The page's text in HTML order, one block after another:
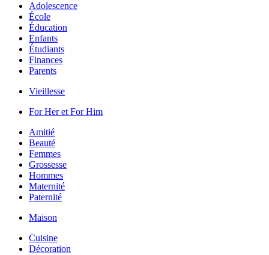
Adolescence
École
Éducation
Enfants
Étudiants
Finances
Parents
Vieillesse
For Her et For Him
Amitié
Beauté
Femmes
Grossesse
Hommes
Maternité
Paternité
Maison
Cuisine
Décoration